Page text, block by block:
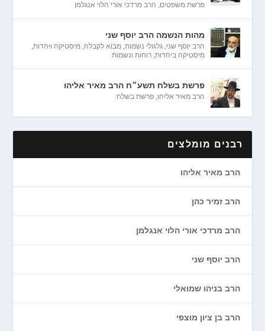
פרשת משפטים, הרב מרדכי אורי הלוי אנגלמן
מהות הנשמה הרב יוסף שני
הרב יוסף שני,גלגולי נשמות,מבוא לקבלה,מיסטיקה ויהדות,
מיסטיקה ביהדות,רוחות ונשמות
פרשת בשלח תשע״ח הרב מאיר אליהו
הרב מאיר אליהו,פרשת בשלח
רבנים מומלצים
הרב מאיר אליהו
הרב זמיר כהן
הרב מרדכי אורי הלוי אנגלמן
הרב יוסף שני
הרב בניהו שמואלי
הרב בן ציון מוצפי